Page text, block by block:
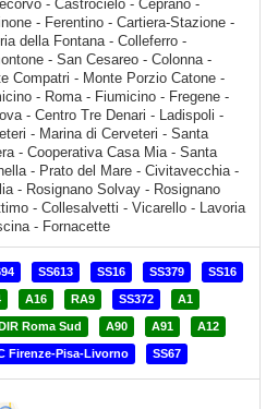
SS613 SS16 SS379 SS16
A16 RA9 SS372 A1
Roma Sud A90 A91 A12
Firenze-Pisa-Livorno SS67